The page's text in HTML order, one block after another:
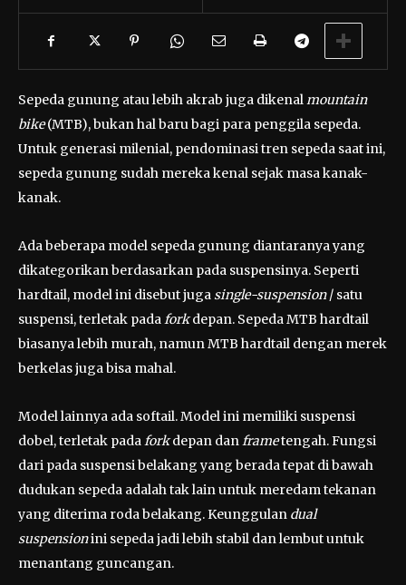
Sepeda gunung atau lebih akrab juga dikenalmountain
bike(MTB), bukan hal baru bagi para penggila sepeda.
Untuk generasi milenial, pendominasi tren sepeda saat ini,
sepeda gunung sudah mereka kenal sejak masa kanak-
kanak.
Ada beberapa model sepeda gunung diantaranya yang
dikategorikan berdasarkan pada suspensinya. Seperti
hardtail, model ini disebut jugasingle-suspension/ satu
suspensi, terletak padaforkdepan. Sepeda MTB hardtail
biasanya lebih murah, namun MTB hardtail dengan merek
berkelas juga bisa mahal.
Model lainnya ada softail. Model ini memiliki suspensi
dobel, terletak padaforkdepan danframetengah. Fungsi
dari pada suspensi belakang yang berada tepat di bawah
dudukan sepeda adalah tak lain untuk meredam tekanan
yang diterima roda belakang. Keunggulan dual
suspensionini sepeda jadi lebih stabil dan lembut untuk
menantang guncangan.